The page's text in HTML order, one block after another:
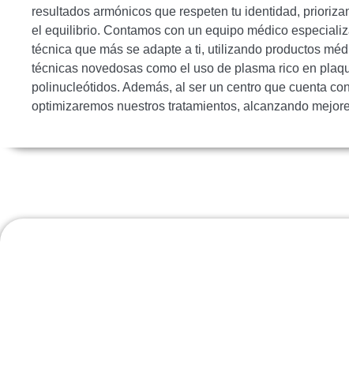
resultados armónicos que respeten tu identidad,
el equilibrio. Contamos con un equipo médico
técnica que más se adapte a ti, utilizando productos
técnicas novedosas como el uso de plasma rico en
polinucleótidos. Además, al ser un centro que cuenta
optimizaremos nuestros tratamientos, alcanzando